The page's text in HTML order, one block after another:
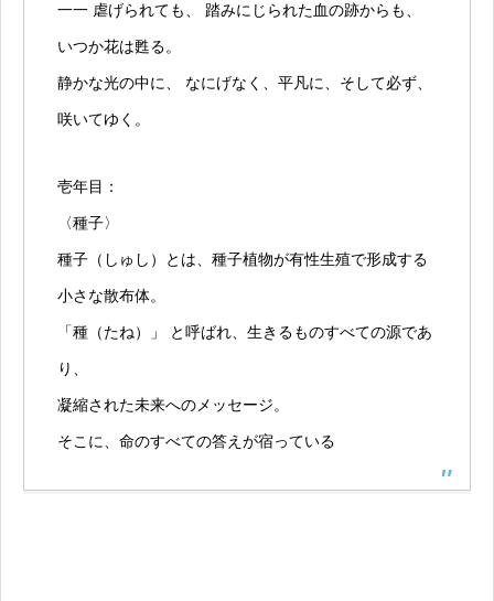
一一 虐げられても、 踏みにじられた血の跡からも、
いつか花は甦る。
静かな光の中に、 なにげなく、平凡に、そして必ず、
咲いてゆく。
壱年目：
〈種子〉
種子（しゅし）とは、種子植物が有性生殖で形成する
小さな散布体。
「種（たね）」 と呼ばれ、生きるものすべての源であ
り、
凝縮された未来へのメッセージ。
そこに、命のすべての答えが宿っている